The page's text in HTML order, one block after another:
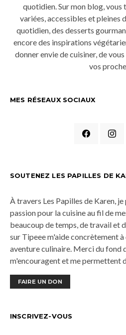
quotidien. Sur mon blog,
variées, accessibles et pleines
quotidien, des desserts
encore des inspirations
donner envie de cuisiner, de
vos
MES RÉSEAUX SOCIAUX
SOUTENEZ LES PAPILLES DE
À travers Les Papilles de Karen,
passion pour la cuisine au fil de
beaucoup de temps, de travail et
sur Tipeee m'aide concrètement
aventure culinaire. Merci du fond
m'encouragent et me permettent
FAIRE UN DON
INSCRIVEZ-VOUS